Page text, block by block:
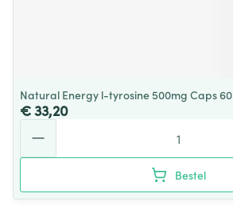
Natural Energy l-tyrosine 500mg Caps 60
€ 33,20
Bestel